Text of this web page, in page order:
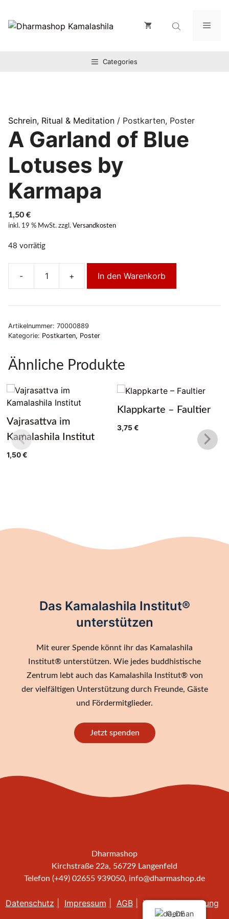
Inhalt
springen
Categories
Schrein, Ritual & Meditation / Postkarten, Poster
A Garland of Blue
Lotuses by
Karmapa
1,50 €
inkl. 19 % MwSt. zzgl. Versandkosten
48 vorrätig
-
of
Lotuses
Menge
+ In den Warenkorb
Artikelnummer: 70000889
Kategorie: Postkarten, Poster
Ähnliche Produkte
Vajrasattva im
Kamalashila Institut
1,50€
Klappkarte – Faultier
3,75€
Das Kamalashila Institut®
unterstützen
Mit eurer Spende könnt ihr das Kamalashila
Institut® unterstützen. Wie jedes buddhistische
Zentrum lebt auch das Kamalashila Institut® von
der vielfältigen Unterstützung durch Freunde, Gäste
und Fördermitglieder.
Jetzt spenden
Dharmashop
Kirchstraße 22a, 56729 Langenfeld
Telefon (+49) 02655 939050, info@dharmashop.de
Datenschutz Impressum AGB Widerrufsbelehrung
German